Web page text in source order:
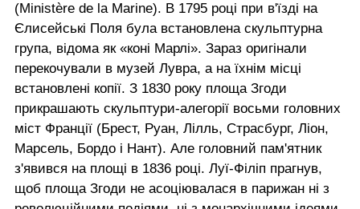
(Ministère de la Marine). В 1795 році при в'їзді на
Єлисейські Поля була встановлена скульптурна
група, відома як «коні Марлі». Зараз оригінали
перекочували в музей Лувра, а на їхнім місці
встановлені копії. З 1830 року площа Згоди
прикрашають скульптури-алегорії восьми головних
міст Франції (Брест, Руан, Лілль, Страсбург, Ліон,
Марсель, Бордо і Нант). Але головний пам'ятник
з'явився на площі в 1836 році. Луї-Філіп прагнув,
щоб площа Згоди не асоціювалася в парижан ні з